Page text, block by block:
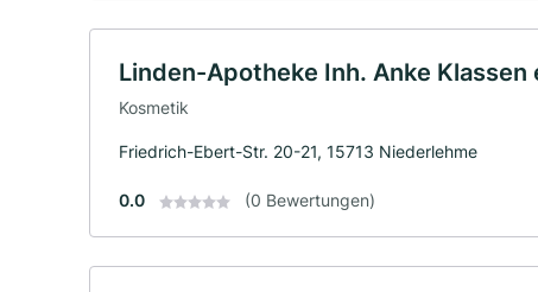
Linden-Apotheke Inh. Anke Klassen
Kosmetik
Friedrich-Ebert-Str. 20-21, 15713 Niederlehme
0.0 (0 Bewertungen)